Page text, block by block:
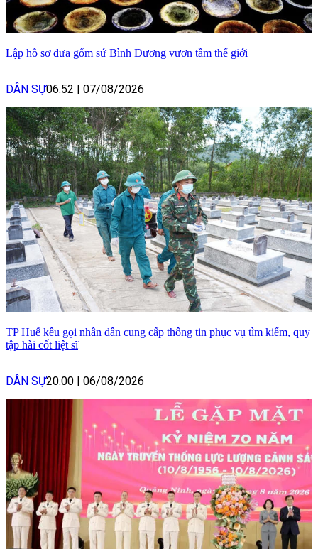
Lập hồ sơ đưa gốm sứ Bình Dương vươn tầm thế giới
DÂN SỰ06:52 | 07/08/2026
TP Huế kêu gọi nhân dân cung cấp thông tin phục vụ tìm kiếm, quy
tập hài cốt liệt sĩ
DÂN SỰ20:00 | 06/08/2026